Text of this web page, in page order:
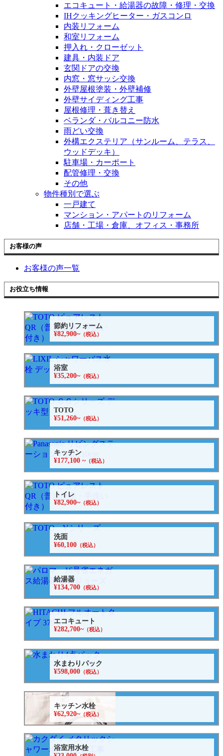
エコキュート・給湯器の故障・修理・交換
IHクッキングヒーター・ガスコンロ
内装リフォーム
和室リフォーム
押入れ・クローゼット
建具・内装ドア
玄関ドアの交換
内窓・窓サッシ交換
外壁屋根塗装・外壁補修
外壁サイディング工事
屋根修理・葺き替え
ベランダ・バルコニー防水
雨どい交換
外構エクステリア（サンルーム、テラス、
ウッドデッキ）
駐車場・カーポート
配管修理・交換
その他
物件種別で選ぶ
一戸建て
マンション・アパートのリフォーム
店舗・工場・倉庫、オフィス・事務所
お客様の声
お客様の声一覧
お役立ち情報
節約リフォーム
¥82,900~（税込）
浴室
¥35,200~（税込）
TOTO
¥51,260~（税込）
キッチン
¥177,100 ~（税込）
トイレ
¥82,900~（税込）
洗面
¥60,100 （税込）
給湯器
¥134,700 （税込）
エコキュート
¥282,700~（税込）
水まわりパック
¥598,000 （税込）
キッチン水栓
¥62,920~（税込）
浴室用水栓